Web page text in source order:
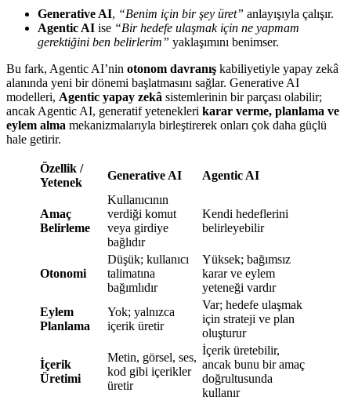
Generative AI, “Benim için bir şey üret” anlayışıyla çalışır.
Agentic AI ise “Bir hedefe ulaşmak için ne yapmam
gerektiğini ben belirlerim” yaklaşımını benimser.
Bu fark, Agentic AI’nin otonom davranış kabiliyetiyle yapay zekâ
alanında yeni bir dönemi başlatmasını sağlar. Generative AI
modelleri, Agentic yapay zekâ sistemlerinin bir parçası olabilir;
ancak Agentic AI, generatif yetenekleri karar verme, planlama ve
eylem alma mekanizmalarıyla birleştirerek onları çok daha güçlü
hale getirir.
Özellik /
Yetenek
Generative AI Agentic AI
Amaç
Belirleme
Kullanıcının
verdiği komut
veya girdiye
bağlıdır
Kendi hedeflerini
belirleyebilir
Otonomi
Düşük; kullanıcı
talimatına
bağımlıdır
Yüksek; bağımsız
karar ve eylem
yeteneği vardır
Eylem
Planlama
Yok; yalnızca
içerik üretir
Var; hedefe ulaşmak
için strateji ve plan
oluşturur
İçerik
Üretimi
Metin, görsel, ses,
kod gibi içerikler
üretir
İçerik üretebilir,
ancak bunu bir amaç
doğrultusunda
kullanır